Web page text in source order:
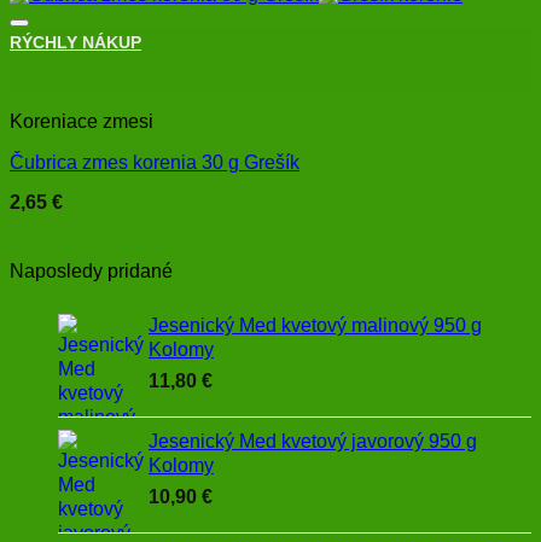
+
RÝCHLY NÁKUP
Koreniace zmesi
Čubrica zmes korenia 30 g Grešík
2,65 €
Naposledy pridané
Jesenický Med kvetový malinový 950 g
Kolomy
11,80 €
Jesenický Med kvetový javorový 950 g
Kolomy
10,90 €